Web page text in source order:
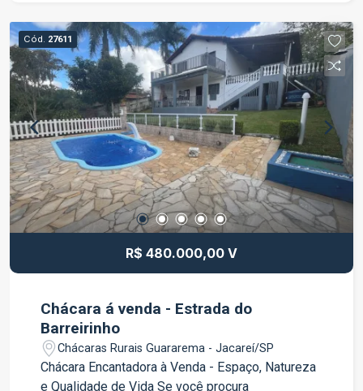
Ambientes bem iluminados e ventilados O
condomínio oferece segurança, tranquilidade e
uma localização estratégica, com fácil acesso a
comércios, escolas, supermercados e principais
vias da cidade. Uma excelente oportunidade para
conquistar seu imóvel próprio com conforto e
praticidade. Entre em contato para mais
informações e agende sua visita.
Cód. 27611
R$ 480.000,00 V
Chácara á venda - Estrada do
Barreirinho
Chácaras Rurais Guararema - Jacareí/SP
Chácara Encantadora à Venda - Espaço, Natureza
e Qualidade de Vida Se você procura